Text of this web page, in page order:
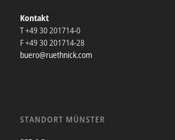
Kontakt
T +49 30 201714-0
F +49 30 201714-28
buero@ruethnick.com
STANDORT MÜNSTER